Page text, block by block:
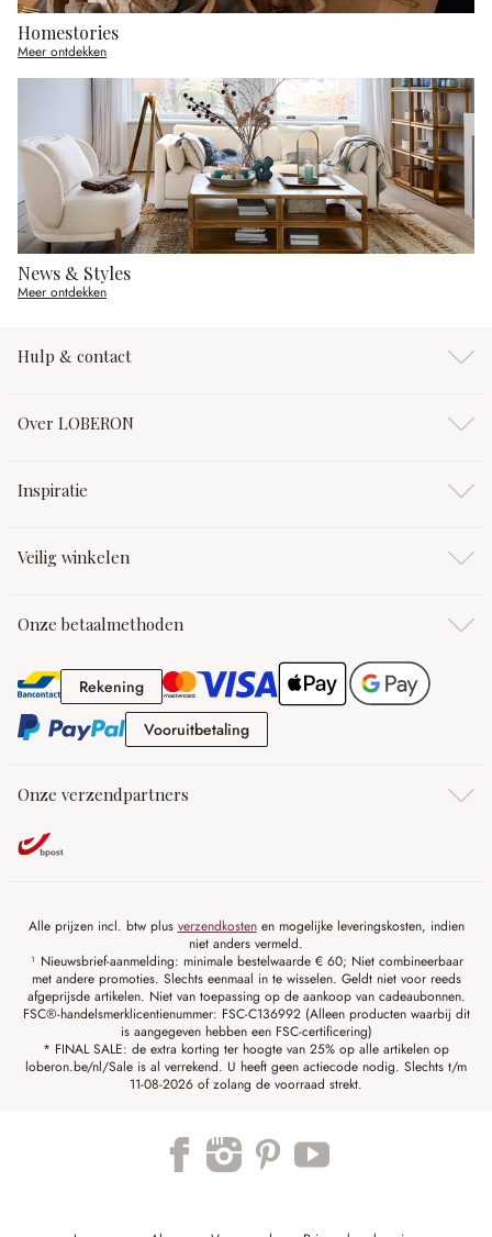
Homestories
Meer ontdekken
News & Styles
Meer ontdekken
Hulp & contact
Over LOBERON
Inspiratie
Veilig winkelen
Onze betaalmethoden
RekeningRekening
VooruitbetalingVooruitbetaling
Onze verzendpartners
Alle prijzen incl. btw plus verzendkostenen mogelijke leveringskosten, indien
niet anders vermeld.
¹ Nieuwsbrief-aanmelding: minimale bestelwaarde € 60; Niet combineerbaar
met andere promoties. Slechts eenmaal in te wisselen. Geldt niet voor reeds
afgeprijsde artikelen. Niet van toepassing op de aankoop van cadeaubonnen.
FSC®-handelsmerklicentienummer: FSC-C136992 (Alleen producten waarbij dit
is aangegeven hebben een FSC-certificering)
* FINAL SALE: de extra korting ter hoogte van 25% op alle artikelen op
loberon.be/nl/Sale is al verrekend. U heeft geen actiecode nodig. Slechts t/m
11-08-2026 of zolang de voorraad strekt.